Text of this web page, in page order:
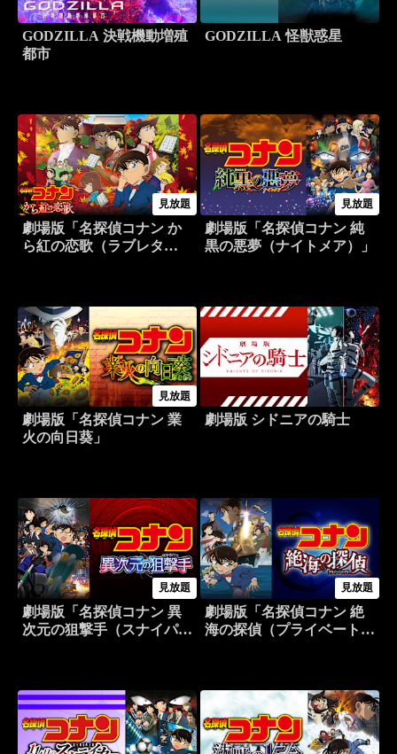
GODZILLA 決戦機動増殖
都市
GODZILLA 怪獣惑星
見放題
劇場版「名探偵コナン か
ら紅の恋歌（ラブレタ
見放題
劇場版「名探偵コナン 純
黒の悪夢（ナイトメア）」
見放題
劇場版「名探偵コナン 業
火の向日葵」
劇場版 シドニアの騎士
見放題
劇場版「名探偵コナン 異
次元の狙撃手（スナイパ
見放題
劇場版「名探偵コナン 絶
海の探偵（プライベート・